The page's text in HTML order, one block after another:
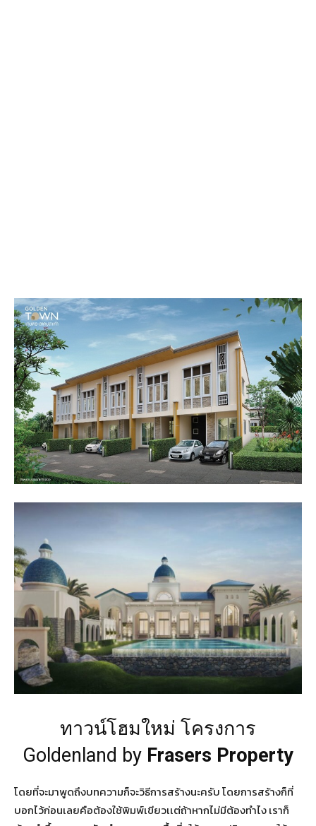
ทาวน์โฮมใหม่ โครงการ
Goldenland by Frasers Property
โดยที่จะมาพูดถึงบทความก็จะวิธีการสร้างนะครับ โดยการสร้างก็ที่
บอกไว้ก่อนเลยคือต้องใช้พิมพ์เขียวเเต่ถ้าหากไม่มีต้องทำไง เราก็